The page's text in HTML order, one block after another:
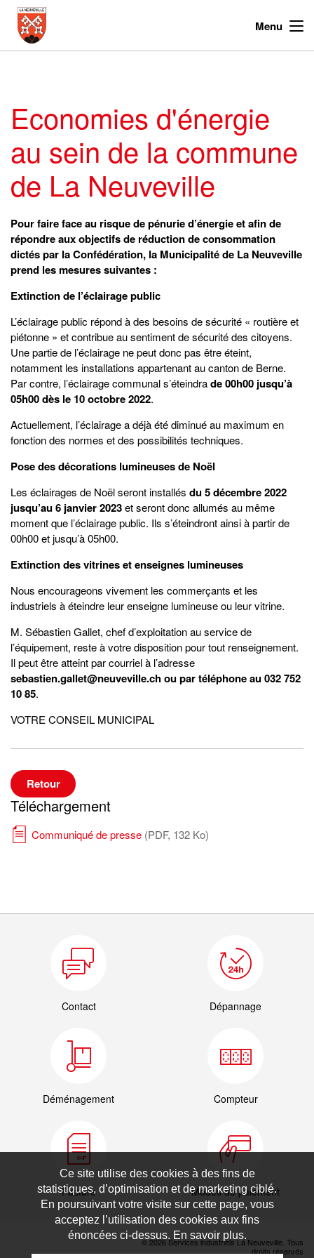
Menu
Economies d'énergie
au sein de la commune
de La Neuveville
Pour faire face au risque de pénurie d’énergie et afin de
répondre aux objectifs de réduction de consommation
dictés par la Confédération, la Municipalité de La Neuveville
prend les mesures suivantes :
Extinction de l’éclairage public
L’éclairage public répond à des besoins de sécurité « routière et
piétonne » et contribue au sentiment de sécurité des citoyens.
Une partie de l’éclairage ne peut donc pas être éteint,
notamment les installations appartenant au canton de Berne.
Par contre, l’éclairage communal s’éteindrade 00h00 jusqu’à
05h00 dès le 10 octobre 2022.
Actuellement, l’éclairage a déjà été diminué au maximum en
fonction des normes et des possibilités techniques.
Pose des décorations lumineuses de Noël
Les éclairages de Noël seront installés du 5 décembre 2022
jusqu’au 6 janvier 2023et seront donc allumés au même
moment que l’éclairage public. Ils s’éteindront ainsi à partir de
00h00 et jusqu’à 05h00.
Extinction des vitrines et enseignes lumineuses
Nous encourageons vivement les commerçants et les
industriels à éteindre leur enseigne lumineuse ou leur vitrine.
M. Sébastien Gallet, chef d’exploitation au service de
l’équipement, reste à votre disposition pour tout renseignement.
Il peut être atteint par courriel à l’adresse
sebastien.gallet@neuveville.ch ou par téléphone au 032 752
10 85.
VOTRE CONSEIL MUNICIPAL
Retour
Téléchargement
Communiqué de presse (PDF, 132 Ko)
Contact Dépannage
Déménagement Compteur
Facture Modes de paiement
© 2026 Services industriels La Neuveville. Tous
droits réservés
Ce site utilise des cookies à des fins de
statistiques, d’optimisation et de marketing ciblé.
En poursuivant votre visite sur cette page, vous
acceptez l’utilisation des cookies aux fins
énoncées ci-dessus. En savoir plus.